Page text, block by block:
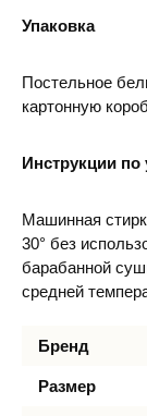
Упаковка
Постельное
картонную
Инструкции по
Машинная
30° без
барабанной
средней
Бренд
Размер